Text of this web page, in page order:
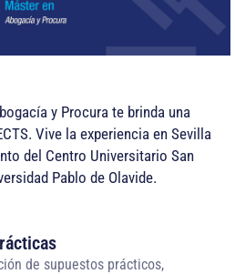
y Procura te brinda una
Vive la experiencia en Sevilla
del Centro Universitario San
Pablo de Olavide.
de supuestos prácticos,